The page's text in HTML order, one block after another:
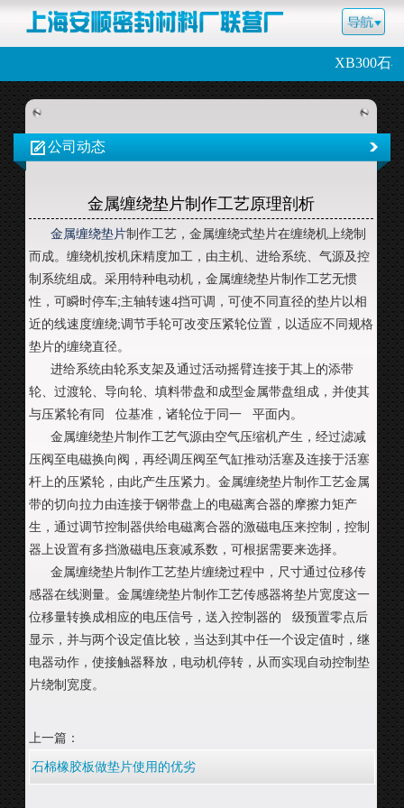
XB300石
公司动态
金属缠绕垫片制作工艺原理剖析
金属缠绕垫片制作工艺，金属缠绕式垫片在缠绕机上绕制
而成。缠绕机按机床精度加工，由主机、进给系统、气源及控
制系统组成。采用特种电动机，金属缠绕垫片制作工艺无惯
性，可瞬时停车;主轴转速4挡可调，可使不同直径的垫片以相
近的线速度缠绕;调节手轮可改变压紧轮位置，以适应不同规格
垫片的缠绕直径。
进给系统由轮系支架及通过活动摇臂连接于其上的添带
轮、过渡轮、导向轮、填料带盘和成型金属带盘组成，并使其
与压紧轮有同 位基准，诸轮位于同一 平面内。
金属缠绕垫片制作工艺气源由空气压缩机产生，经过滤减
压阀至电磁换向阀，再经调压阀至气缸推动活塞及连接于活塞
杆上的压紧轮，由此产生压紧力。金属缠绕垫片制作工艺金属
带的切向拉力由连接于钢带盘上的电磁离合器的摩擦力矩产
生，通过调节控制器供给电磁离合器的激磁电压来控制，控制
器上设置有多挡激磁电压衰减系数，可根据需要来选择。
金属缠绕垫片制作工艺垫片缠绕过程中，尺寸通过位移传
感器在线测量。金属缠绕垫片制作工艺传感器将垫片宽度这一
位移量转换成相应的电压信号，送入控制器的 级预置零点后
显示，并与两个设定值比较，当达到其中任一个设定值时，继
电器动作，使接触器释放，电动机停转，从而实现自动控制垫
片绕制宽度。
上一篇：
石棉橡胶板做垫片使用的优劣